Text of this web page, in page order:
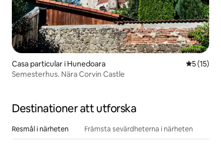
Casa particular i Hunedoara 5 av 5 i
5 (15)
Semesterhus. Nära Corvin Castle
Destinationer att utforska
Resmål i närheten Främsta sevärdheterna i närheten